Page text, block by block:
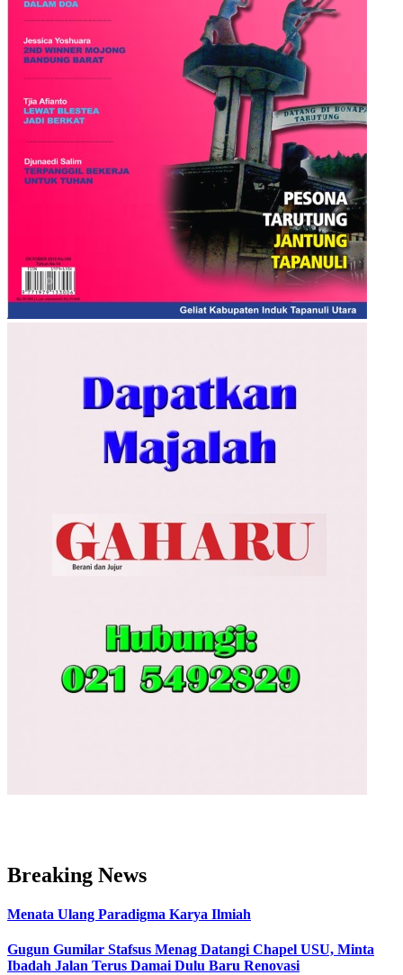
Breaking News
Menata Ulang Paradigma Karya Ilmiah
Gugun Gumilar Stafsus Menag Datangi Chapel USU, Minta
Ibadah Jalan Terus Damai Dulu Baru Renovasi